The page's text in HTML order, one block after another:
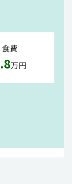
食費
万円